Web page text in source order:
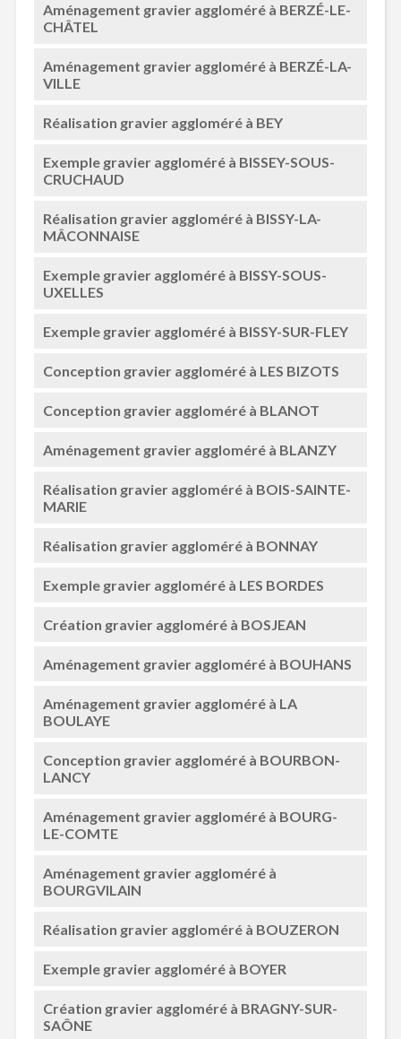
Aménagement gravier aggloméré à BERZÉ-LE-
CHÂTEL
Aménagement gravier aggloméré à BERZÉ-LA-
VILLE
Réalisation gravier aggloméré à BEY
Exemple gravier aggloméré à BISSEY-SOUS-
CRUCHAUD
Réalisation gravier aggloméré à BISSY-LA-
MÂCONNAISE
Exemple gravier aggloméré à BISSY-SOUS-
UXELLES
Exemple gravier aggloméré à BISSY-SUR-FLEY
Conception gravier aggloméré à LES BIZOTS
Conception gravier aggloméré à BLANOT
Aménagement gravier aggloméré à BLANZY
Réalisation gravier aggloméré à BOIS-SAINTE-
MARIE
Réalisation gravier aggloméré à BONNAY
Exemple gravier aggloméré à LES BORDES
Création gravier aggloméré à BOSJEAN
Aménagement gravier aggloméré à BOUHANS
Aménagement gravier aggloméré à LA
BOULAYE
Conception gravier aggloméré à BOURBON-
LANCY
Aménagement gravier aggloméré à BOURG-
LE-COMTE
Aménagement gravier aggloméré à
BOURGVILAIN
Réalisation gravier aggloméré à BOUZERON
Exemple gravier aggloméré à BOYER
Création gravier aggloméré à BRAGNY-SUR-
SAÔNE